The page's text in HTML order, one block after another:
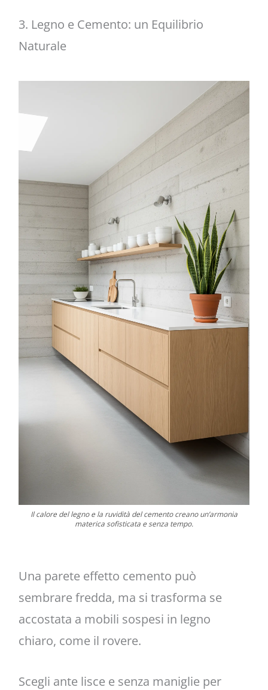
3. Legno e Cemento: un Equilibrio
Naturale
Il calore del legno e la ruvidità del cemento creano un’armonia
materica sofisticata e senza tempo.
Una parete effetto cemento può
sembrare fredda, ma si trasforma se
accostata a mobili sospesi in legno
chiaro, come il rovere.
Scegli ante lisce e senza maniglie per